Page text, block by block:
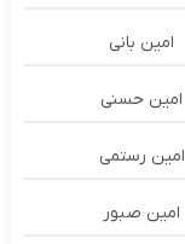
امین بانی
امین حسنی
امین رستمی
امین صبور